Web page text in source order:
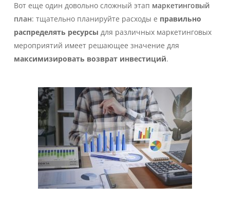
Вот еще один довольно сложный этап маркетинговый
план: тщательно планируйте расходы e правильно
распределять ресурсы для различных маркетинговых
мероприятий имеет решающее значение для
максимизировать возврат инвестиций.